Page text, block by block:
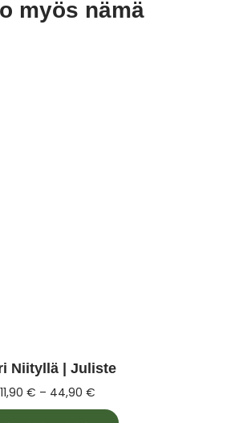
myös nämä
Niityllä | Juliste
11,90 € – 44,90 €